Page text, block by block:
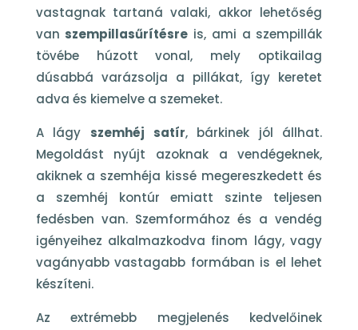
vastagnak tartaná valaki, akkor lehetőség
van szempillasűrítésre is, ami a szempillák
tövébe húzott vonal, mely optikailag
dúsabbá varázsolja a pillákat, így keretet
adva és kiemelve a szemeket.
A lágy szemhéj satír, bárkinek jól állhat.
Megoldást nyújt azoknak a vendégeknek,
akiknek a szemhéja kissé megereszkedett és
a szemhéj kontúr emiatt szinte teljesen
fedésben van. Szemformához és a vendég
igényeihez alkalmazkodva finom lágy, vagy
vagányabb vastagabb formában is el lehet
készíteni.
Az extrémebb megjelenés kedvelőinek